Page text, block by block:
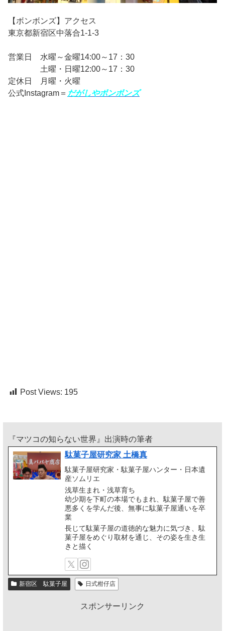
【ボンボンズ】アクセス
東京都新宿区中落合1-1-3
営業日 水曜～金曜14:00～17：30
土曜・日曜12:00～17：30
定休日 月曜・火曜
公式Instagram＝ だがしやボンボンズ
Post Views: 195
『マツコの知らない世界』出演時の筆者
駄菓子屋研究家 土橋真
駄菓子屋研究家・駄菓子屋ハンター・日本遺
産ソムリエ
浅草生まれ・浅草育ち
幼少期を下町の本場でもまれ、駄菓子屋で善
悪多くを学んだ後、無事に駄菓子屋通いを卒
業
長じて駄菓子屋の道徳的な魅力に気づき、駄
菓子屋をめぐり取材を通じ、その姿を生き生
きと描く
新宿区 駄菓子屋 日式柑仔店
スポンサーリンク